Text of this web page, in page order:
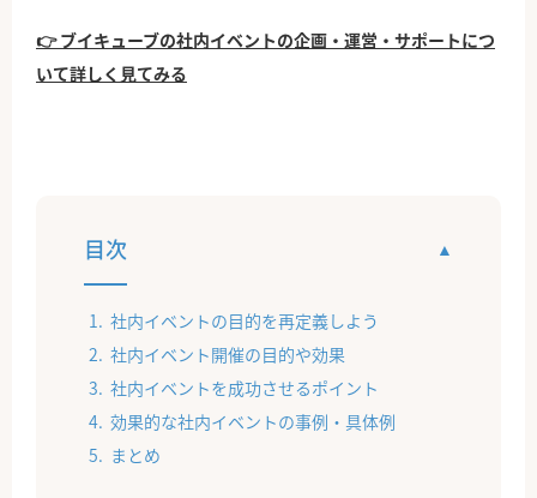
👉 ブイキューブの社内イベントの企画・運営・サポートにつ
いて詳しく見てみる
目次
社内イベントの目的を再定義しよう
社内イベント開催の目的や効果
社内イベントを成功させるポイント
効果的な社内イベントの事例・具体例
まとめ